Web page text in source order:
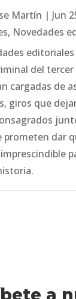
Martín | Jun
, Novedades
del
cargadas de
giros que
prometen dar
a